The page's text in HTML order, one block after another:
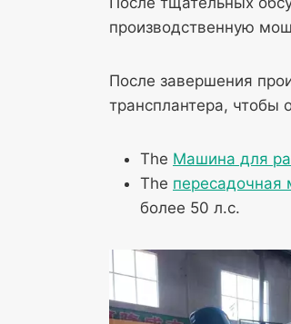
производственную
После завершения
трансплантера, чтобы
The Машина для
The пересадочная
более 50 л.с.